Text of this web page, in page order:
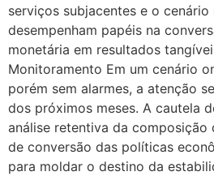
serviços subjacentes e o cenário
desempenham papéis na
monetária em resultados
Monitoramento Em um cenário
porém sem alarmes, a atenção
dos próximos meses. A cautela
análise retentiva da composição
de conversão das políticas
para moldar o destino da